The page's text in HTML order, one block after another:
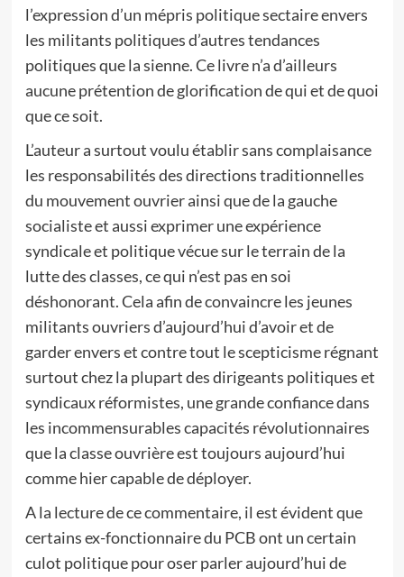
l’expression d’un mépris politique sectaire envers
les militants politiques d’autres tendances
politiques que la sienne. Ce livre n’a d’ailleurs
aucune prétention de glorification de qui et de quoi
que ce soit.
L’auteur a surtout voulu établir sans complaisance
les responsabilités des directions traditionnelles
du mouvement ouvrier ainsi que de la gauche
socialiste et aussi exprimer une expérience
syndicale et politique vécue sur le terrain de la
lutte des classes, ce qui n’est pas en soi
déshonorant. Cela afin de convaincre les jeunes
militants ouvriers d’aujourd’hui d’avoir et de
garder envers et contre tout le scepticisme régnant
surtout chez la plupart des dirigeants politiques et
syndicaux réformistes, une grande confiance dans
les incommensurables capacités révolutionnaires
que la classe ouvrière est toujours aujourd’hui
comme hier capable de déployer.
A la lecture de ce commentaire, il est évident que
certains ex-fonctionnaire du PCB ont un certain
culot politique pour oser parler aujourd’hui de